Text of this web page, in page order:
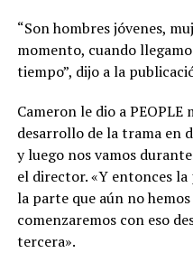
“Son hombres jóvenes,
momento, cuando
tiempo”, dijo a la
Cameron le dio a PEOPLE
desarrollo de la trama en
y luego nos vamos
el director. «Y entonces la
la parte que aún no
comenzaremos con eso
tercera».